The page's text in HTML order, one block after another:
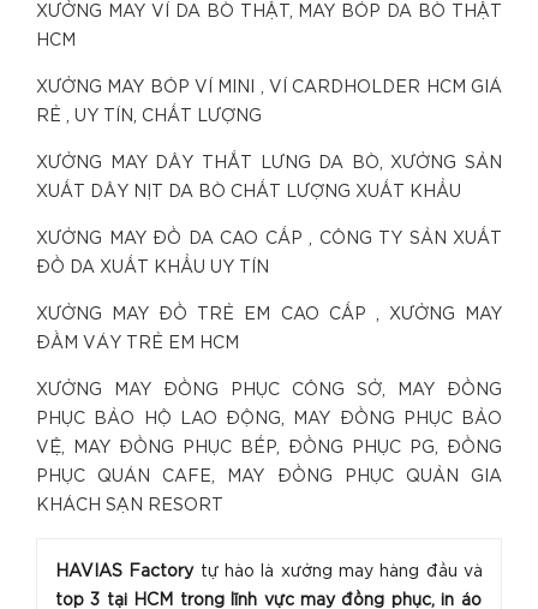
XƯỞNG MAY VÍ DA BÒ THẬT, MAY BÓP DA BÒ THẬT
HCM
XƯỞNG MAY BÓP VÍ MINI , VÍ CARDHOLDER HCM GIÁ
RẺ , UY TÍN, CHẤT LƯỢNG
XƯỞNG MAY DÂY THẮT LƯNG DA BÒ, XƯỞNG SẢN
XUẤT DÂY NỊT DA BÒ CHẤT LƯỢNG XUẤT KHẨU
XƯỞNG MAY ĐỒ DA CAO CẤP , CÔNG TY SẢN XUẤT
ĐỒ DA XUẤT KHẨU UY TÍN
XƯỞNG MAY ĐỒ TRẺ EM CAO CẤP , XƯỞNG MAY
ĐẦM VÁY TRẺ EM HCM
XƯỞNG MAY ĐỒNG PHỤC CÔNG SỞ, MAY ĐỒNG
PHỤC BẢO HỘ LAO ĐỘNG, MAY ĐỒNG PHỤC BẢO
VỆ, MAY ĐỒNG PHỤC BẾP, ĐỒNG PHỤC PG, ĐỒNG
PHỤC QUÁN CAFE, MAY ĐỒNG PHỤC QUẢN GIA
KHÁCH SẠN RESORT
HAVIAS Factorytự hào là xưởng may hàng đầu và
top 3 tại HCM trong lĩnh vực may đồng phục, in áo